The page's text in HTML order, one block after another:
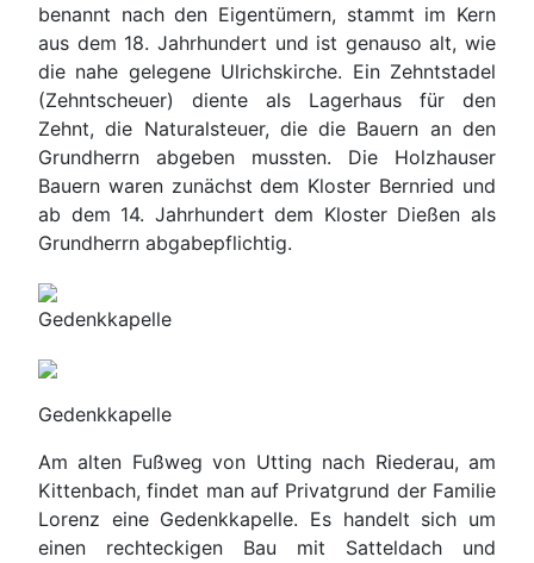
benannt nach den Eigentümern, stammt im Kern
aus dem 18. Jahrhundert und ist genauso alt, wie
die nahe gelegene Ulrichskirche. Ein Zehntstadel
(Zehntscheuer) diente als Lagerhaus für den
Zehnt, die Naturalsteuer, die die Bauern an den
Grundherrn abgeben mussten. Die Holzhauser
Bauern waren zunächst dem Kloster Bernried und
ab dem 14. Jahrhundert dem Kloster Dießen als
Grundherrn abgabepflichtig.
Gedenkkapelle
Gedenkkapelle
Am alten Fußweg von Utting nach Riederau, am
Kittenbach, findet man auf Privatgrund der Familie
Lorenz eine Gedenkkapelle. Es handelt sich um
einen rechteckigen Bau mit Satteldach und